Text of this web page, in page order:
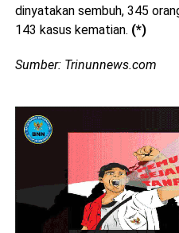
dinyatakan sembuh, 345
143 kasus kematian. (*)
Sumber: Trinunnews.com